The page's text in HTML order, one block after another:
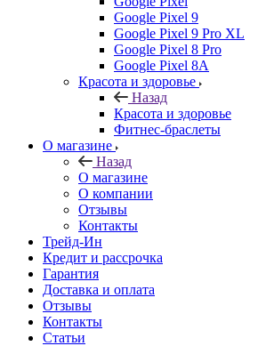
Google Pixel 9
Google Pixel 9 Pro XL
Google Pixel 8 Pro
Google Pixel 8A
Красота и здоровье
Назад
Красота и здоровье
Фитнес-браслеты
О магазине
Назад
О магазине
О компании
Отзывы
Контакты
Трейд-Ин
Кредит и рассрочка
Гарантия
Доставка и оплата
Отзывы
Контакты
Статьи